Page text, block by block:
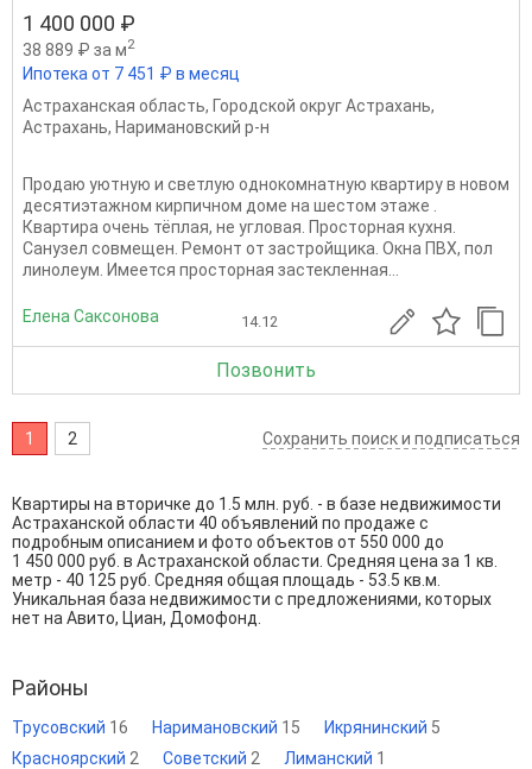
1 400 000 ₽
38 889 ₽ за м2
Ипотека от 7 451 ₽ в месяц
Астраханская область, Городской округ Астрахань,
Астрахань, Наримановский р-н
Продаю уютную и светлую однокомнатную квартиру в новом
десятиэтажном кирпичном доме на шестом этаже .
Квартира очень тёплая, не угловая. Просторная кухня.
Санузел совмещен. Ремонт от застройщика. Окна ПВХ, пол
линолеум. Имеется просторная застекленная...
Елена Саксонова 14.12
Позвонить
1 2 Сохранить поиск и подписаться
Квартиры на вторичке до 1.5 млн. руб. - в базе недвижимости
Астраханской области 40 объявлений по продаже с
подробным описанием и фото объектов от 550 000 до
1 450 000 руб. в Астраханской области. Средняя цена за 1 кв.
метр - 40 125 руб. Средняя общая площадь - 53.5 кв.м.
Уникальная база недвижимости с предложениями, которых
нет на Авито, Циан, Домофонд.
Районы
Трусовский 16 Наримановский 15 Икрянинский 5
Красноярский 2 Советский 2 Лиманский 1